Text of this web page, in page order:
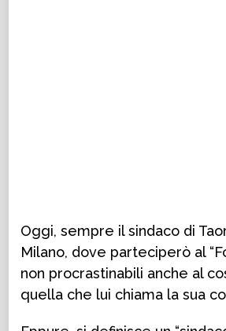
Oggi, sempre il sindaco di
Milano, dove parteciperò al
non procrastinabili anche al
quella che lui chiama la sua